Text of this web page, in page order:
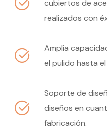
cubiertos de
realizados con
Amplia
el pulido hasta
Soporte de
diseños en
fabricación.